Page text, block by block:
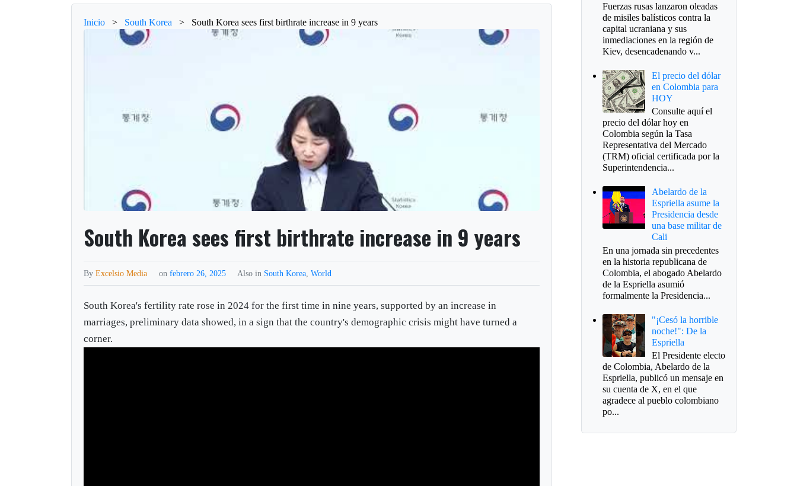
Inicio > South Korea > South Korea sees first birthrate increase in 9 years
South Korea sees first birthrate increase in 9 years
ByExcelsio Media onfebrero 26, 2025 Also in South Korea ,World
South Korea's fertility rate rose in 2024 for the first time in nine years, supported by an increase in
marriages, preliminary data showed, in a sign that the country's demographic crisis might have turned a
corner.
Fuerzas rusas lanzaron oleadas
de misiles balísticos contra la
capital ucraniana y sus
inmediaciones en la región de
Kiev, desencadenando v...
El precio del dólar
en Colombia para
HOY
Consulte aquí el
precio del dólar hoy en
Colombia según la Tasa
Representativa del Mercado
(TRM) oficial certificada por la
Superintendencia...
Abelardo de la
Espriella asume la
Presidencia desde
una base militar de
Cali
En una jornada sin precedentes
en la historia republicana de
Colombia, el abogado Abelardo
de la Espriella asumió
formalmente la Presidencia...
"¡Cesó la horrible
noche!": De la
Espriella
El Presidente electo
de Colombia, Abelardo de la
Espriella, publicó un mensaje en
su cuenta de X, en el que
agradece al pueblo colombiano
po...